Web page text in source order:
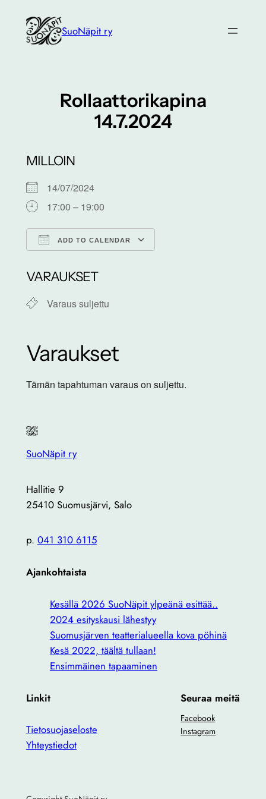
sisältöön
SuoNäpit ry
Rollaattorikapina
14.7.2024
MILLOIN
14/07/2024
17:00 – 19:00
ADD TO CALENDAR
VARAUKSET
Varaus suljettu
Varaukset
Tämän tapahtuman varaus on suljettu.
SuoNäpit ry
Hallitie 9
25410 Suomusjärvi, Salo
p. 041 310 6115
Ajankohtaista
Kesällä 2026 SuoNäpit ylpeänä esittää..
2024 esityskausi lähestyy
Suomusjärven teatterialueella kova pöhinä
Kesä 2022, täältä tullaan!
Ensimmäinen tapaaminen
Linkit
Tietosuojaseloste
Yhteystiedot
Seuraa meitä
Facebook
Instagram